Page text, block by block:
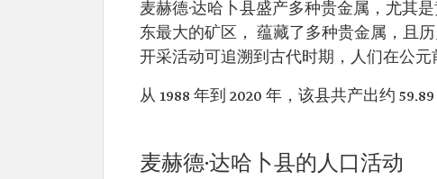
麦赫德·达哈卜县盛产多种贵金属，尤其
东最大的矿区， 蕴藏了多种贵金属，且
开采活动可追溯到古代时期，人们在公元
从 1988 年到 2020 年，该县共产出约
麦赫德·达哈卜县的人口活动